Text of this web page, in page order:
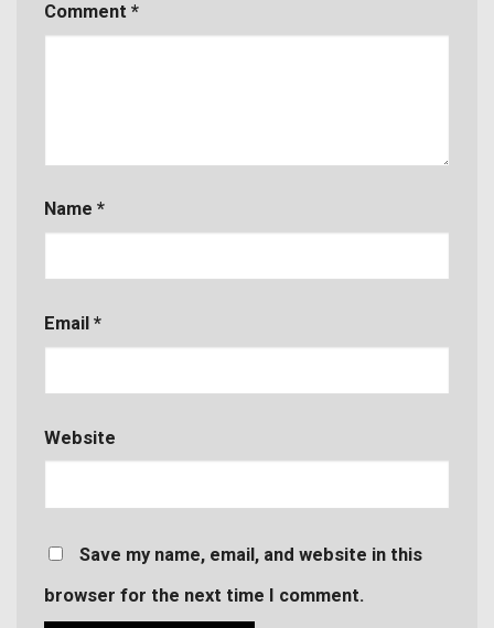
Comment *
Name *
Email *
Website
Save my name, email, and website in this
browser for the next time I comment.